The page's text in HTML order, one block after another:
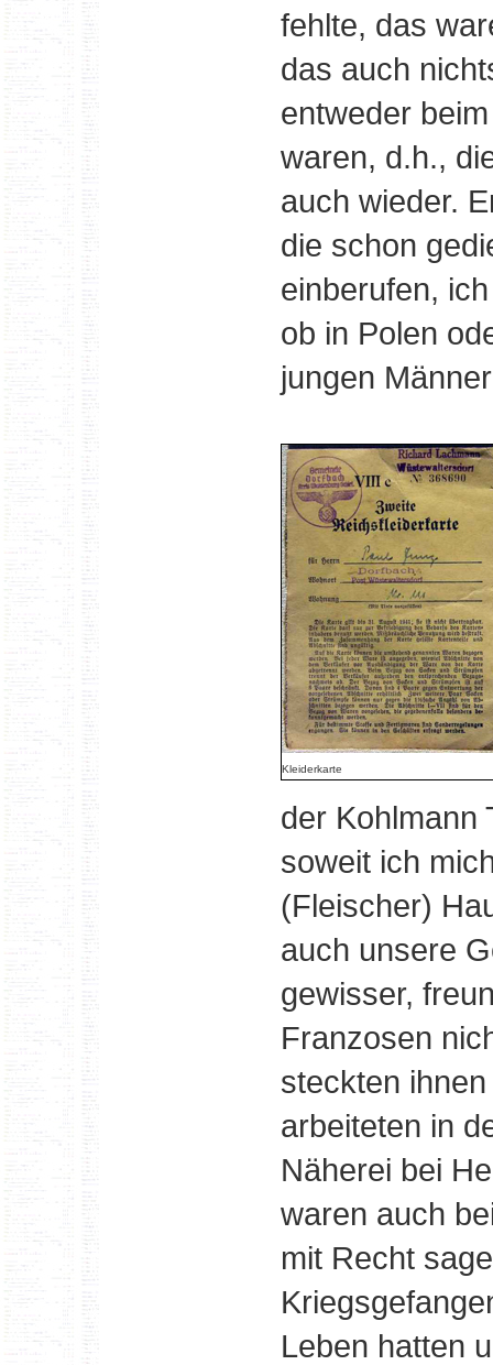
fehlte, das
das auch
entweder
waren, d.h.,
auch wieder.
die schon
einberufen,
ob in Polen
jungen
Kleiderkarte
der Kohlmann
soweit ich
(Fleischer)
auch unsere
gewisser,
Franzosen
steckten
arbeiteten in
Näherei bei
waren auch
mit Recht
Leben hatten